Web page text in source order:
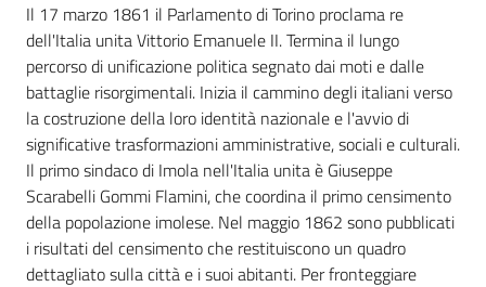
Scopri
i
contenuti
Risorse
online
Il 17 marzo 1861 il Parlamento di Torino proclama re
dell'Italia unita Vittorio Emanuele II. Termina il lungo
percorso di unificazione politica segnato dai moti e dalle
battaglie risorgimentali. Inizia il cammino degli italiani verso
la costruzione della loro identità nazionale e l'avvio di
significative trasformazioni amministrative, sociali e culturali.
Il primo sindaco di Imola nell'Italia unita è Giuseppe
Scarabelli Gommi Flamini, che coordina il primo censimento
della popolazione imolese. Nel maggio 1862 sono pubblicati
i risultati del censimento che restituiscono un quadro
dettagliato sulla città e i suoi abitanti. Per fronteggiare